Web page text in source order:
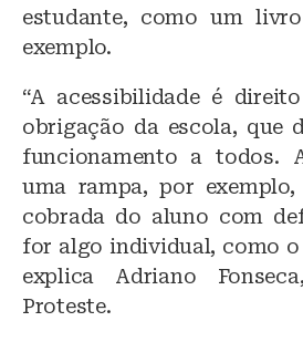
estudante, como um
exemplo.
“A acessibilidade é
obrigação da escola, que
funcionamento a todos.
uma rampa, por
cobrada do aluno com
for algo individual, como o
explica Adriano
Proteste.